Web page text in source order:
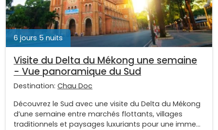
6 jours 5 nuits
Visite du Delta du Mékong une semaine
- Vue panoramique du Sud
Destination: Chau Doc
Découvrez le Sud avec une visite du Delta du Mékong
d’une semaine entre marchés flottants, villages
traditionnels et paysages luxuriants pour une imme...